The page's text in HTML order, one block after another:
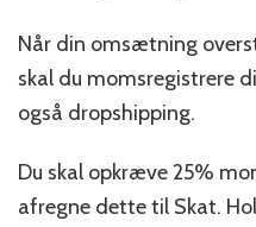
Når din omsætning
skal du momsregistrere
også dropshipping.
Du skal opkræve 25%
afregne dette til Skat.